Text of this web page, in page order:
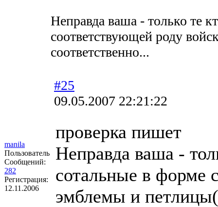
Неправда ваша - только те
соответствующей роду
соответственно...
manila
Пользователь
Сообщений:
282
Регистрация:
12.11.2006
#25
09.05.2007 22:21:22
проверка пишет
Неправда ваша -
сотальные в форме
эмблемы и